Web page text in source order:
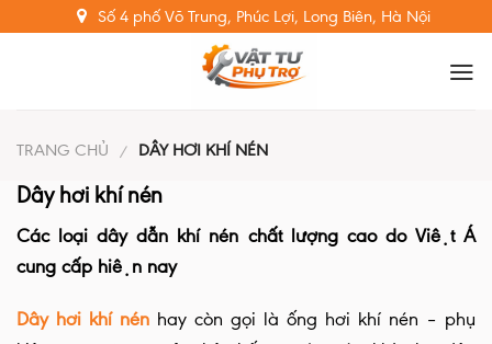
to
Số 4 phố Võ Trung, Phúc Lợi, Long Biên, Hà Nội
TRANG CHỦ / DÂY HƠI KHÍ NÉN
Dây hơi khí nén
Các loại dây dẫn khí nén chất lượng cao do Việt Á
cung cấp hiện nay
Dây hơi khí nén hay còn gọi là ống hơi khí nén – phụ